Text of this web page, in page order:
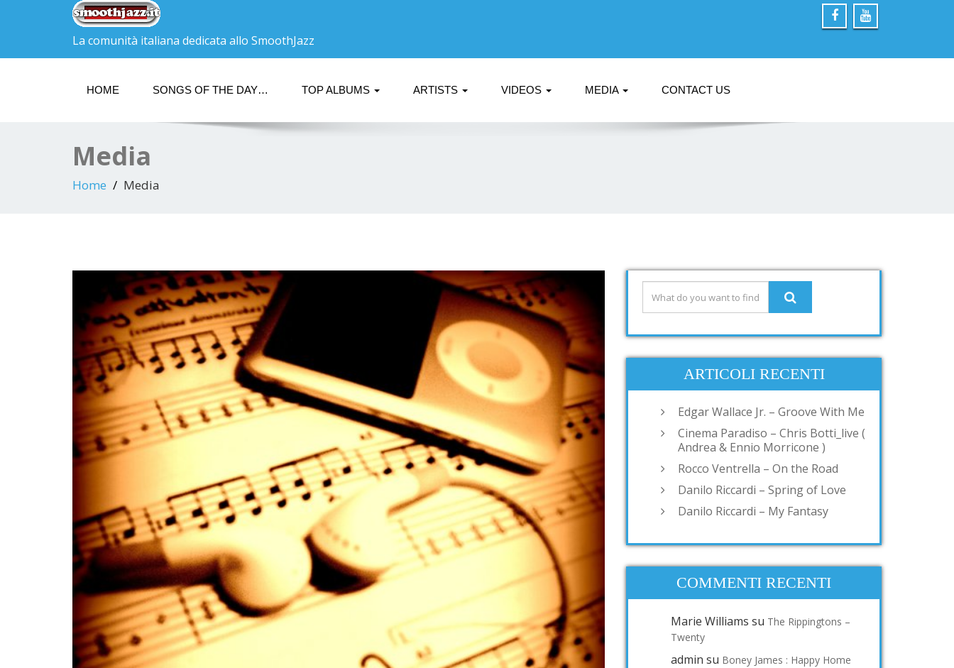
La comunità italiana dedicata allo SmoothJazz
HOME SONGS OF THE DAY… TOP ALBUMS ARTISTS VIDEOS MEDIA CONTACT US
Media
Home Media
ARTICOLI RECENTI
Edgar Wallace Jr. – Groove With Me
Cinema Paradiso – Chris Botti_live (
Andrea & Ennio Morricone )
Rocco Ventrella – On the Road
Danilo Riccardi – Spring of Love
Danilo Riccardi – My Fantasy
COMMENTI RECENTI
Marie Williams su The Rippingtons –
Twenty
admin su Boney James : Happy Home